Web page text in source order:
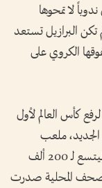
لا تمحوها
صدمة الماراكانافي 16 يوليو عام 1950، لم تكن البرازيل تستعد
الكروي على
كأس العالم لأول
الجديد، ملعب
«الماراكانا»، الذي شُيّد ليكون شاهداً على المجد، وليتسع لـ 200 ألف
المحلية صدرت